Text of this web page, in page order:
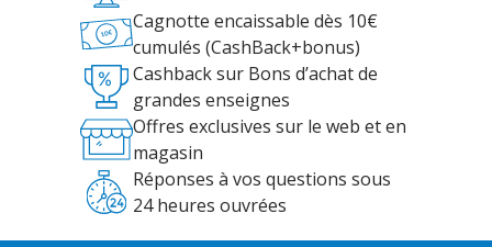
Cagnotte encaissable dès 10€
cumulés (CashBack+bonus)
Cashback sur Bons d’achat de
grandes enseignes
Offres exclusives sur le web et en
magasin
Réponses à vos questions sous
24 heures ouvrées